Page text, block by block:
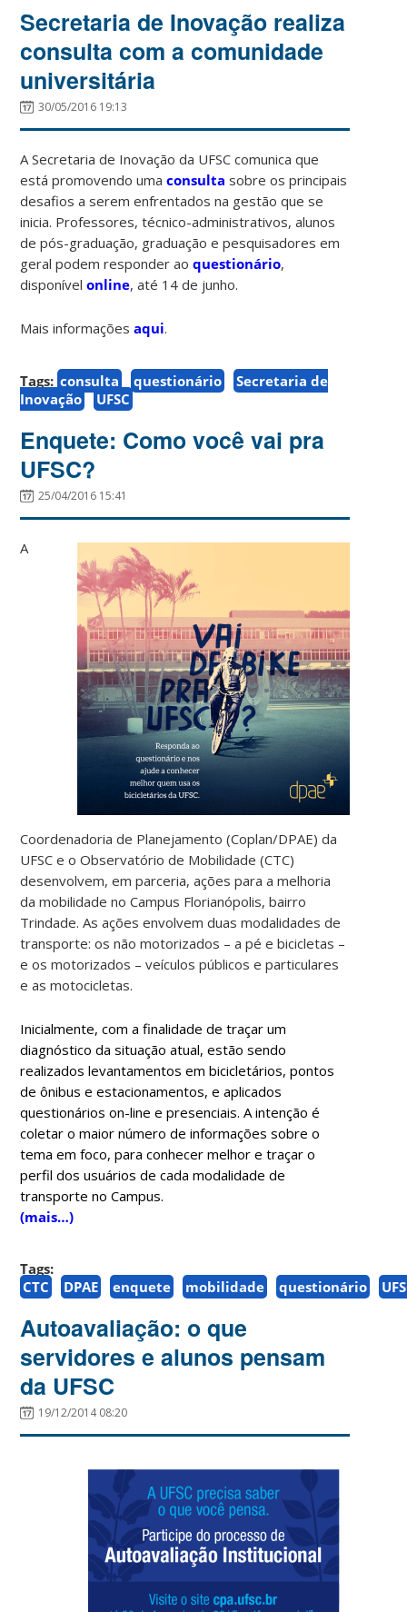
Secretaria de Inovação realiza
consulta com a comunidade
universitária
30/05/2016 19:13
A Secretaria de Inovação da UFSC comunica que
está promovendo umaconsulta sobre os principais
desafios a serem enfrentados na gestão que se
inicia. Professores, técnico-administrativos, alunos
de pós-graduação, graduação e pesquisadores em
geral podem responder aoquestionário,
disponívelonline, até 14 de junho.
Mais informaçõesaqui.
Tags: consulta questionário
Secretaria de
Inovação
UFSC
Enquete: Como você vai pra
UFSC?
25/04/2016 15:41
A
Coordenadoria de Planejamento (Coplan/DPAE) da
UFSC e o Observatório de Mobilidade (CTC)
desenvolvem, em parceria, ações para a melhoria
da mobilidade no Campus Florianópolis, bairro
Trindade. As ações envolvem duas modalidades de
transporte: os não motorizados – a pé e bicicletas –
e os motorizados – veículos públicos e particulares
e as motocicletas.
Inicialmente, com a finalidade de traçar um
diagnóstico da situação atual, estão sendo
realizados levantamentos em bicicletários, pontos
de ônibus e estacionamentos, e aplicados
questionários on-line e presenciais. A intenção é
coletar o maior número de informações sobre o
tema em foco, para conhecer melhor e traçar o
perfil dos usuários de cada modalidade de
transporte no Campus.
(mais…)
Tags:
CTC
DPAE enquete mobilidade questionário
Autoavaliação: o que
servidores e alunos pensam
da UFSC
19/12/2014 08:20